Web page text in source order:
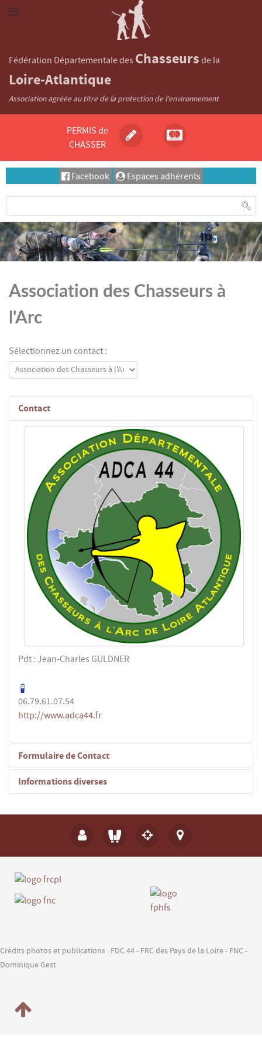
Fédération Départementale des Chasseurs de la
Loire-Atlantique
Association agréée au titre de la protection de l'environnement
PERMIS de
CHASSER
Facebook Espaces adhérents
Association des Chasseurs à
l'Arc
Sélectionnez un contact :
Contact
Pdt : Jean-Charles GULDNER
06.79.61.07.54
http://www.adca44.fr
Formulaire de Contact
Envoyer un e-mail
Champ requis
Sujet*
Message
Informations diverses
Crédits photos et publications : FDC 44 - FRC des Pays de la Loire - FNC -
Dominique Gest